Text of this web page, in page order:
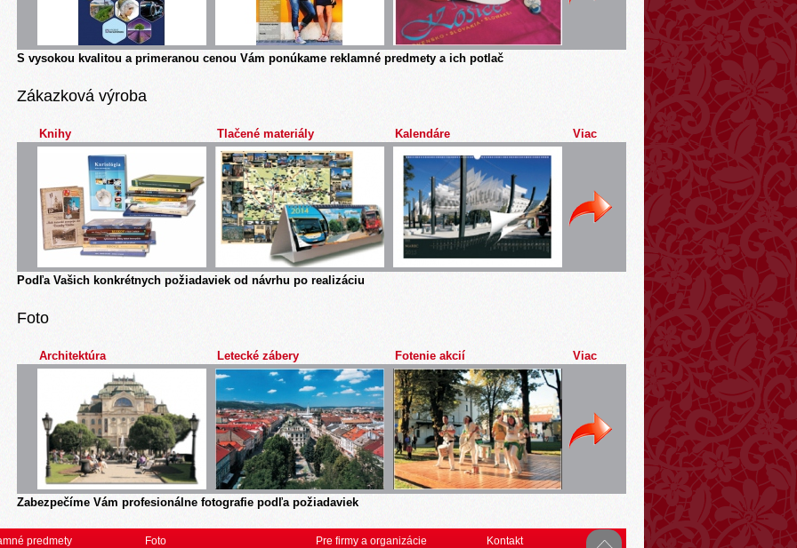
S vysokou kvalitou a primeranou cenou Vám ponúkame reklamné predmety a ich potlač
Zákazková výroba
Knihy Tlačené materiály Kalendáre Viac
Podľa Vašich konkrétnych požiadaviek od návrhu po realizáciu
Foto
Architektúra Letecké zábery Fotenie akcií Viac
Zabezpečíme Vám profesionálne fotografie podľa požiadaviek
predmety
Foto
Pre firmy a organizácie
Kontakt